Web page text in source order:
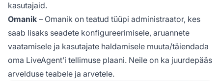
kasutajaid.
Omanik – Omanik on teatud tüüpi administraator, kes
saab lisaks seadete konfigureerimisele, aruannete
vaatamisele ja kasutajate haldamisele muuta/täiendada
oma LiveAgent’i tellimuse plaani. Neile on ka juurdepääs
arvelduse teabele ja arvetele.